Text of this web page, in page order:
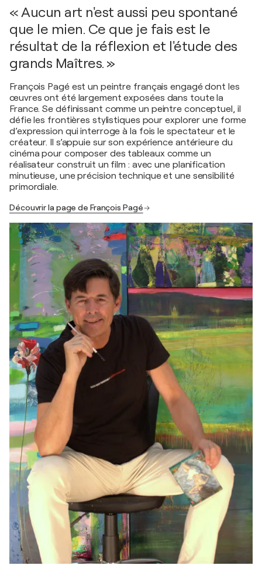
« Aucun art n'est aussi peu spontané
que le mien. Ce que je fais est le
résultat de la réflexion et l'étude des
grands Maîtres. »
François Pagé est un peintre français engagé dont les
œuvres ont été largement exposées dans toute la
France. Se définissant comme un peintre conceptuel, il
défie les frontières stylistiques pour explorer une forme
d’expression qui interroge à la fois le spectateur et le
créateur. Il s’appuie sur son expérience antérieure du
cinéma pour composer des tableaux comme un
réalisateur construit un film : avec une planification
minutieuse, une précision technique et une sensibilité
primordiale.
Découvrir la page de François Pagé